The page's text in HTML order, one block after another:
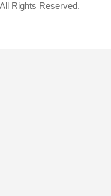
Rights Reserved.